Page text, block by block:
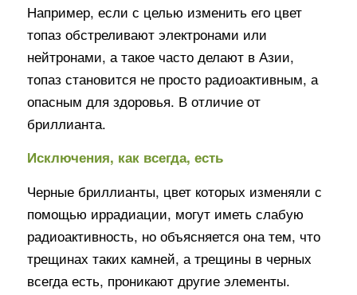
Например, если с целью изменить его цвет
топаз обстреливают электронами или
нейтронами, а такое часто делают в Азии,
топаз становится не просто радиоактивным, а
опасным для здоровья. В отличие от
бриллианта.
Исключения, как всегда, есть
Черные бриллианты, цвет которых изменяли с
помощью иррадиации, могут иметь слабую
радиоактивность, но объясняется она тем, что
трещинах таких камней, а трещины в черных
всегда есть, проникают другие элементы.